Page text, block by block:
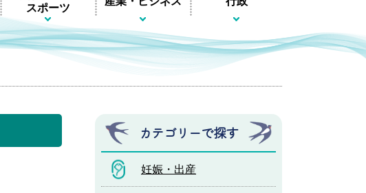
スポーツ
カテゴリーで探す
妊娠・出産